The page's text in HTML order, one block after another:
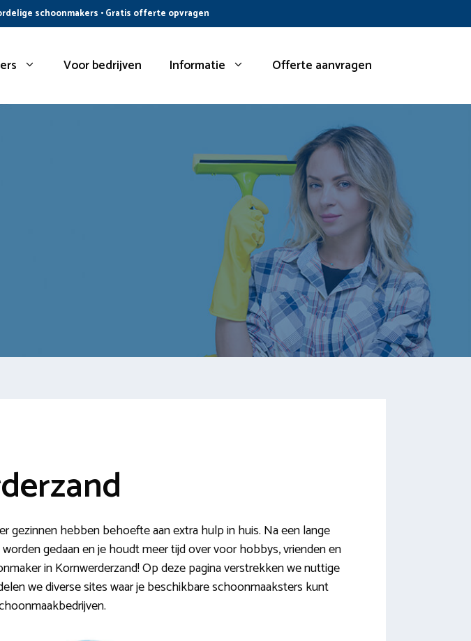
schoonmakers • Gratis offerte opvragen
Voor bedrijven Informatie Offerte aanvragen
gezinnen hebben behoefte aan extra hulp in huis. Na een lange
gedaan en je houdt meer tijd over voor hobbys, vrienden en
in Kornwerderzand! Op deze pagina verstrekken we nuttige
we diverse sites waar je beschikbare schoonmaaksters kunt